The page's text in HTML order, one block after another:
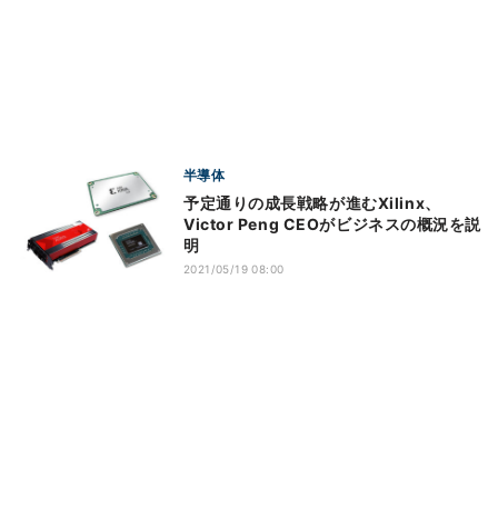
半導体
予定通りの成長戦略が進むXilinx、
Victor Peng CEOがビジネスの概況を説
明
2021/05/19 08:00